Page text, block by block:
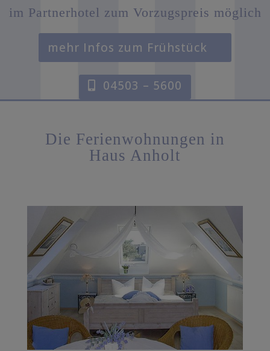
im Partnerhotel zum Vorzugspreis möglich
mehr Infos zum Frühstück
04503 – 5600
Die Ferienwohnungen in
Haus Anholt